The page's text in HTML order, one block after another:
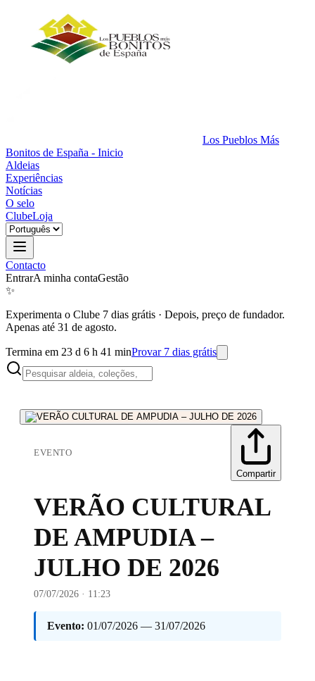
Los Pueblos Más
Bonitos de España - Inicio
Aldeias
Experiências
Notícias
O selo
ClubeLoja
Contacto
EntrarA minha contaGestão
✨
Experimenta o Clube 7 dias grátis · Depois, preço de fundador.
Apenas até 31 de agosto.
Termina em 23 d 6 h 41 minProvar 7 dias grátis
EVENTO
Compartir
VERÃO CULTURAL
DE AMPUDIA –
JULHO DE 2026
07/07/2026 · 11:23
Evento: 01/07/2026 — 31/07/2026